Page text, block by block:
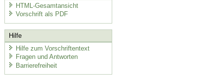
HTML-Gesamtansicht
Vorschrift als PDF
Hilfe
Hilfe zum Vorschriftentext
Fragen und Antworten
Barrierefreiheit